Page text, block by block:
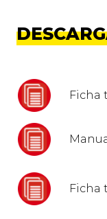
Ficha
Ficha